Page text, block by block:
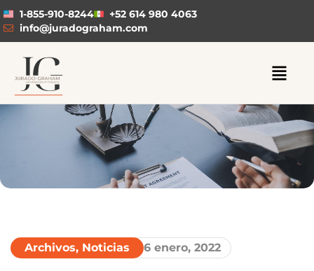
1-855-910-8244
+52 614 980 4063
info@juradograham.com
Archivos, Noticias 6 enero, 2022